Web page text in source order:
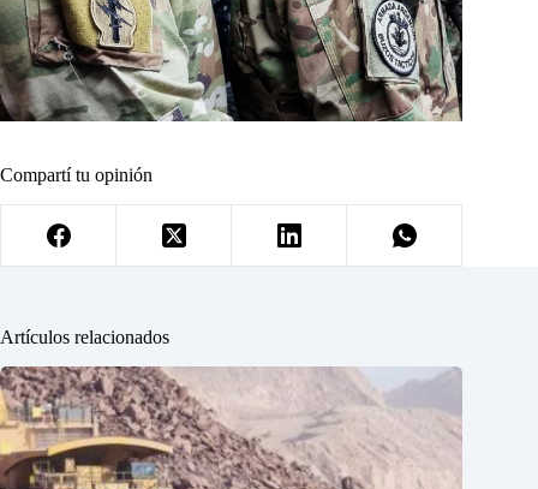
Compartí tu opinión
Artículos relacionados